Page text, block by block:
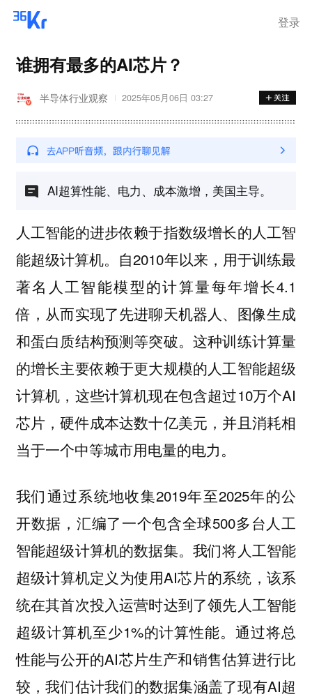
登录
谁拥有最多的AI芯片？
半导体行业观察 2025年05月06日 03:27
AI超算性能、电力、成本激增，美国主导。
人工智能的进步依赖于指数级增长的人工智
能超级计算机。自2010年以来，用于训练最
著名人工智能模型的计算量每年增长4.1
倍，从而实现了先进聊天机器人、图像生成
和蛋白质结构预测等突破。这种训练计算量
的增长主要依赖于更大规模的人工智能超级
计算机，这些计算机现在包含超过10万个AI
芯片，硬件成本达数十亿美元，并且消耗相
当于一个中等城市用电量的电力。
我们通过系统地收集2019年至2025年的公
开数据，汇编了一个包含全球500多台人工
智能超级计算机的数据集。我们将人工智能
超级计算机定义为使用AI芯片的系统，该系
统在其首次投入运营时达到了领先人工智能
超级计算机至少1%的计算性能。通过将总
性能与公开的AI芯片生产和销售估算进行比
较，我们估计我们的数据集涵盖了现有AI超